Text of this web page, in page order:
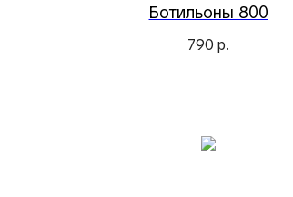
Ботильоны 800
790 р.